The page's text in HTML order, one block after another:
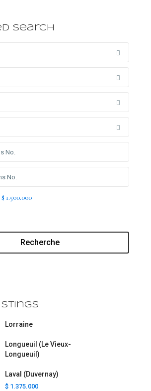
Search
1.500.000
Recherche
Lorraine
Longueuil (Le Vieux-
Longueuil)
Laval (Duvernay)
$ 1.375.000